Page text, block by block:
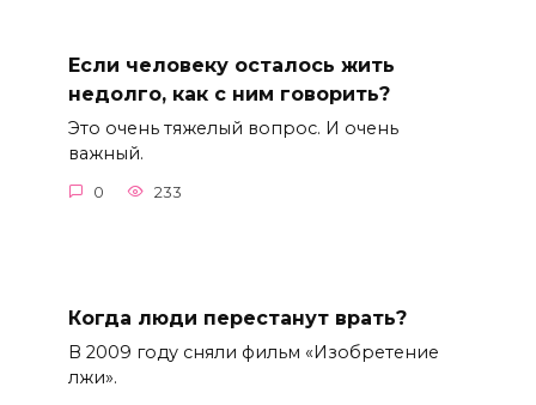
Если человеку осталось жить
недолго, как с ним говорить?
Это очень тяжелый вопрос. И очень
важный.
0 233
Когда люди перестанут врать?
В 2009 году сняли фильм «Изобретение
лжи».